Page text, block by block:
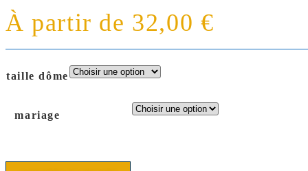
À partir de 32,00 €
taille dôme
mariage